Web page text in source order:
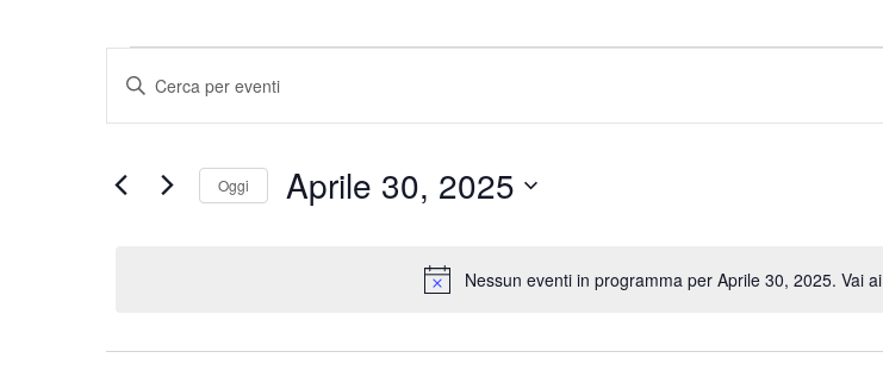
Eventi
for
Aprile
Notice
Nessun eventi in programma per Aprile 30, 2025. Vai ai
Eventi
viste
Inserisci
Eventi
Oggi Aprile 30, 2025